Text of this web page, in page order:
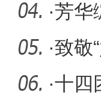
·芳华
·致敬
·十四